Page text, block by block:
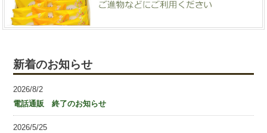
新着のお知らせ
2026/8/2
電話通販 終了のお知らせ
2026/5/25